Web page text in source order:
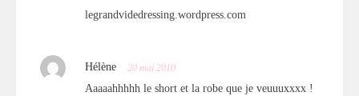
legrandvidedressing.wordpress.com
Hélène 20 mai 2010
Aaaaahhhhh le short et la robe que je veuuuxxxx !